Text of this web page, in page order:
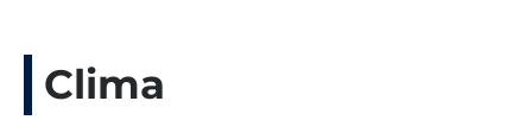
Clima